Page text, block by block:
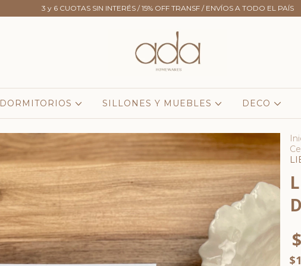
3 y 6 CUOTAS SIN INTERÉS / 15% OFF TRANSF / ENVÍOS A TODO EL PAÍS
DORMITORIOS SILLONES Y MUEBLES DECO